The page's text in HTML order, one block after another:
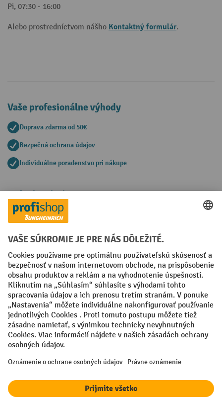
Pi, 07:30 - 16:00
Alebo prostredníctvom nášho Kontaktný formulár.
Vaše profesionálne výhody
Doprava zdarma od 50€
Bezpečná ochrana údajov
Individuálne poradenstvo pri nákupe
Spôsoby platby
Creditcard (Master)Creditcard (Visa)
Faktúra Predplatba
Sociálne siete
Facebook
YouTube
LinkedIn
Nastavenia ochrany osobných údajov
All prices excl. VAT plusshipping costsand possible delivery charges,
¹ Zľava platí do vypredania zásob. Zľava sa nevzťahuje na špeciálne